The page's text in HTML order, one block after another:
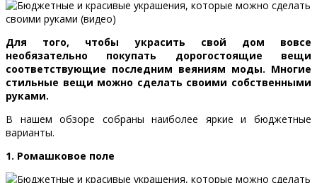
Для того, чтобы украсить свой дом вовсе
необязательно покупать дорогостоящие вещи
соответствующие последним веяниям моды. Многие
стильные вещи можно сделать своими собственными
руками.
В нашем обзоре собраны наиболее яркие и бюджетные
варианты.
1. Ромашковое поле